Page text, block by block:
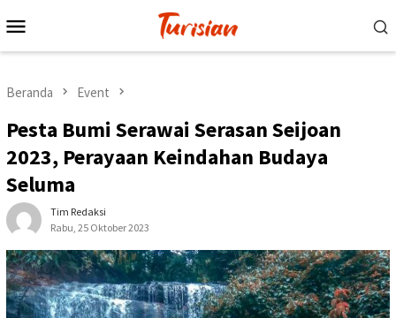
ke
Mobile
Beranda Event
Pesta Bumi Serawai Serasan Seijoan
2023, Perayaan Keindahan Budaya
Seluma
Tim Redaksi
Rabu, 25 Oktober 2023